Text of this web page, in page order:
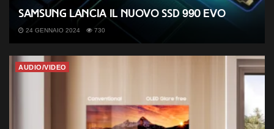
Samsung lancia il nuovo SSD 990 EVO
24 GENNAIO 2024 730
AUDIO/VIDEO